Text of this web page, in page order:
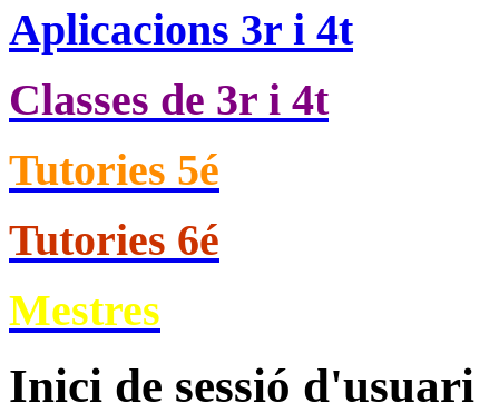
Aplicacions 3r i 4t
Classes de 3r i 4t
Tutories 5é
Tutories 6é
Mestres
Inici de sessió d'usuari